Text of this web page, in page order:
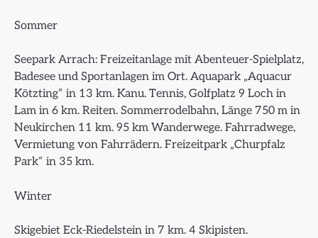
Sommer
Seepark Arrach: Freizeitanlage mit Abenteuer-Spielplatz,
Badesee und Sportanlagen im Ort. Aquapark „Aquacur
Kötzting“ in 13 km. Kanu. Tennis, Golfplatz 9 Loch in
Lam in 6 km. Reiten. Sommerrodelbahn, Länge 750 m in
Neukirchen 11 km. 95 km Wanderwege. Fahrradwege,
Vermietung von Fahrrädern. Freizeitpark „Churpfalz
Park“ in 35 km.
Winter
Skigebiet Eck-Riedelstein in 7 km. 4 Skipisten.